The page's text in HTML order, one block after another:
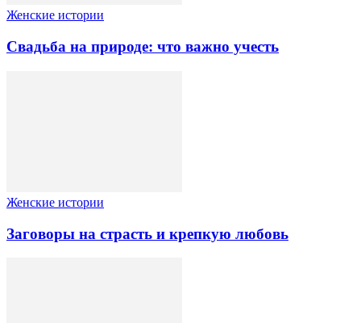
Женские истории
Свадьба на природе: что важно учесть
Женские истории
Заговоры на страсть и крепкую любовь